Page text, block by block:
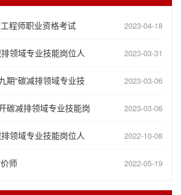
程师职业资格考试 2023-04-18
领域专业技能岗位人 2023-03-31
期“碳减排领域专业技 2023-03-06
碳减排领域专业技能岗 2023-03-06
领域专业技能岗位人 2022-10-08
师 2022-05-19